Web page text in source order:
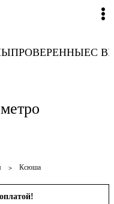
ПРОВЕРЕННЫЕС
Ксюша